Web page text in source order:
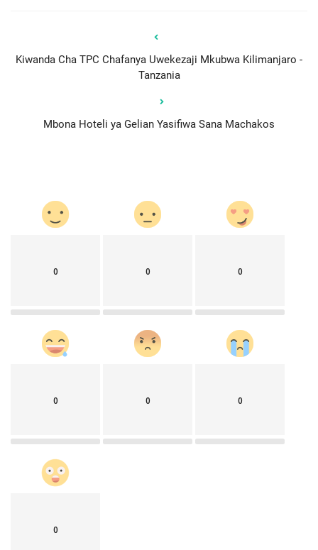
Kiwanda Cha TPC Chafanya Uwekezaji Mkubwa Kilimanjaro -
Tanzania
Mbona Hoteli ya Gelian Yasifiwa Sana Machakos
0 0 0
0 0 0
0